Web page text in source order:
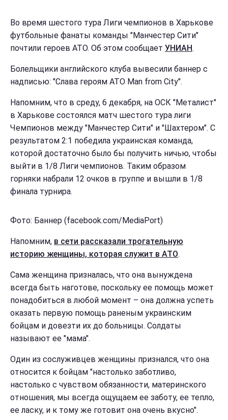
Во время шестого тура Лиги чемпионов в Харькове
футбольные фанаты команды "Манчестер Сити"
почтили героев АТО. Об этом сообщает УНИАН.
Болельщики английского клуба вывесили баннер с
надписью: "Слава героям АТО Man from City".
Напомним, что в среду, 6 декабря, на ОСК "Металист"
в Харькове состоялся матч шестого тура лиги
Чемпионов между "Манчестер Сити" и "Шахтером". С
результатом 2:1 победила украинская команда,
которой достаточно было бы получить ничью, чтобы
выйти в 1/8 Лиги чемпионов. Таким образом
горняки набрали 12 очков в группе и вышли в 1/8
финала турнира.
Фото: Баннер (facebook.com/MediaPort)
Напомним, в сети рассказали трогательную
историю женщины, которая служит в АТО.
Сама женщина призналась, что она вынуждена
всегда быть наготове, поскольку ее помощь может
понадобиться в любой момент – она должна успеть
оказать первую помощь раненым украинским
бойцам и довезти их до больницы. Солдаты
называют ее "мама".
Один из сослуживцев женщины признался, что она
относится к бойцам "настолько заботливо,
настолько с чувством обязанности, материнского
отношения, мы всегда ощущаем ее заботу, ее тепло,
ее ласку, и к тому же готовит она очень вкусно".